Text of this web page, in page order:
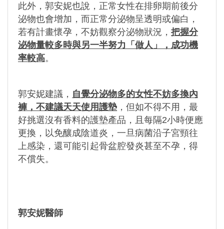
此外，郭安妮也說，正常女性在排卵期前後分
泌物也會增加，而正常分泌物呈透明或偏白，
若有計畫懷孕， 不妨觀察分泌物狀況， 把握分
泌物量較多時與另一半努力「做人」，成功機
率較高。
郭安妮建議， 自覺分泌物多的女性不妨多換內
褲，不建議天天使用護墊 ，但如不得不用，最
好挑選沒有香料的護墊產品，且每隔2小時便應
更換，以免釀成陰道炎，一旦病菌沿子宮頸往
上感染，還可能引起骨盆腔發炎甚至不孕，得
不償失。
郭安妮醫師